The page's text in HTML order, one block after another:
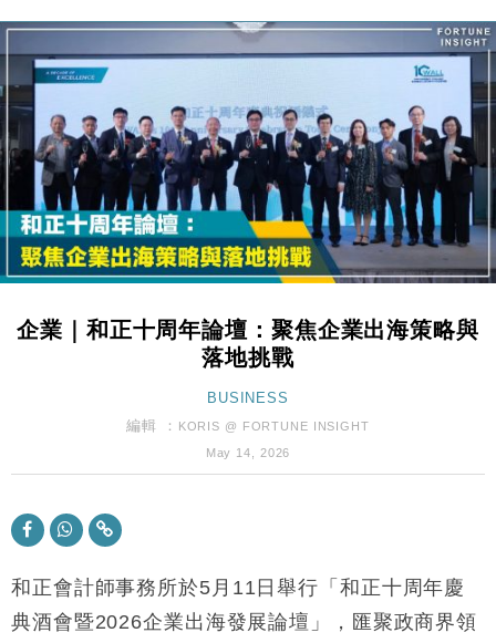
損失近6900萬元
16:05
財經｜日經失守6.5萬點後回穩 全周仍升近2%
15:47
財經｜恒隆10月換帥 玩具「反」斗城亞洲CEO蔡德
粦接任
15:11
財經｜韓股反覆波動收跌 連挫7周創逾3年最長跌勢
13:44
財經｜內地7月美元計價出口增近24%勝預期 貿易順
差達1125億美元
12:44
財經｜日本春季三度入市撐日圓 4月單日斥6.28萬億
11:12
國際｜特朗普料美伊戰事快結束 承認部分彈藥庫存緊
財經｜SA售股自救後再出手 斥4億美元押注未上市公
財經｜華僑銀行上半年淨利創新高 中期息增15%至
47仙
17:33
及消費表現
損失近6900萬元
16:05
財經｜日經失守6.5萬點後回穩 全周仍升近2%
企業｜和正十周年論壇：聚焦企業出海策略與
落地挑戰
BUSINESS
編輯 ：
KORIS @ FORTUNE INSIGHT
May 14, 2026
和正會計師事務所於5月11日舉行「和正十周年慶
典酒會暨2026企業出海發展論壇」，匯聚政商界領